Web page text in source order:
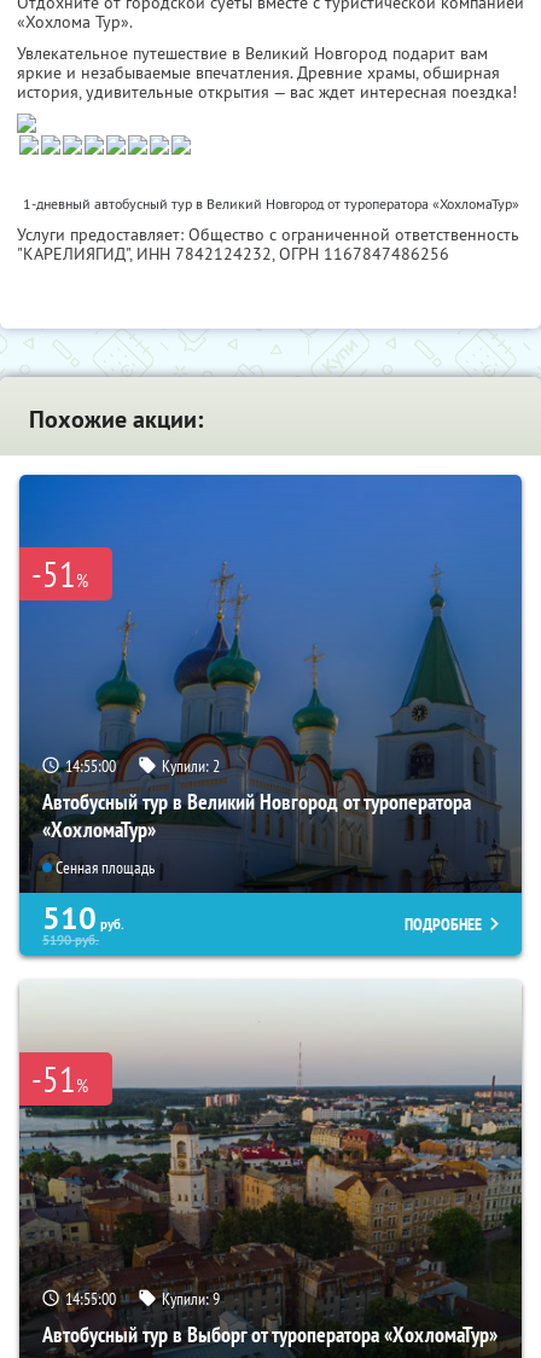
«Хохлома Тур».
Увлекательное путешествие в Великий Новгород подарит вам
яркие и незабываемые впечатления. Древние храмы, обширная
история, удивительные открытия — вас ждет интересная поездка!
1-дневный автобусный тур в Великий Новгород от туроператора «ХохломаТур»
Услуги предоставляет: Общество с ограниченной ответственность
"КАРЕЛИЯГИД", ИНН 7842124232, ОГРН 1167847486256
Похожие акции:
-51%
14:54:58 Купили:2
Автобусный тур в Великий Новгород от туроператора
«ХохломаТур»
Сенная площадь
510 руб.
5190руб.
ПОДРОБНЕЕ
-51%
14:54:58 Купили:9
Автобусный тур в Выборг от туроператора «ХохломаТур»